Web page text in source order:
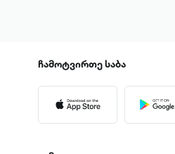
ჩამოტვირთესაბა